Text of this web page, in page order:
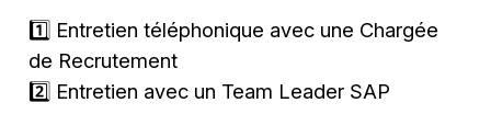
1️⃣ Entretien téléphonique avec une Chargée
de Recrutement
2️⃣ Entretien avec un Team Leader SAP